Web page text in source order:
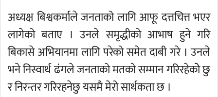
अध्यक्ष बिश्वकर्माले जनताको लागि आफू दत्तचित्त भएर
लागेको बताए । उनले समृद्धीको आभाष हुने गरि
बिकासे अभियानमा लागि परेको समेत दाबी गरे । उनले
भने निस्वार्थ ढंगले जनताको मतको सम्मान गरिरहेकोे छु
र निरन्तर गरिरहनेछु यसमै मेरो सार्थकता छ ।